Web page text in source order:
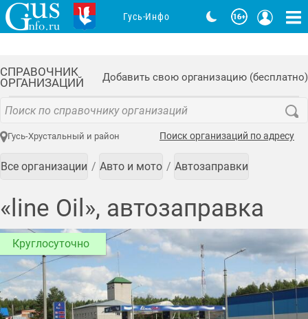
СПРАВОЧНИК
ОРГАНИЗАЦИЙ
Добавить свою организацию (бесплатно)
Гусь-Хрустальный и район Поиск организаций по адресу
Все организации Авто и мото Автозаправки
«line Oil», автозаправка
Круглосуточно
Гусь-Инфо